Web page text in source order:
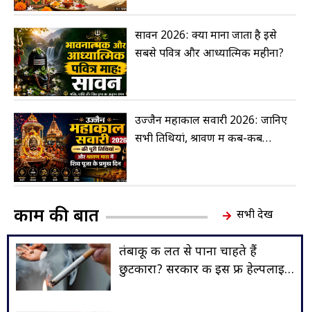
सावन 2026: क्यों माना जाता है इसे
सबसे पवित्र और आध्यात्मिक महीना?
उज्जैन महाकाल सवारी 2026: जानिए
सभी तिथियां, श्रावण में कब-कब
काम की बात सभी देखें
तंबाकू की लत से पाना चाहते हैं
छुटकारा? सरकार की इस फ्री हेल्पलाइन